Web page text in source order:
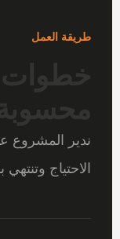
طريقة العمل
خطوات
محسوبة
ندير المشروع
الاحتياج وتنتهي